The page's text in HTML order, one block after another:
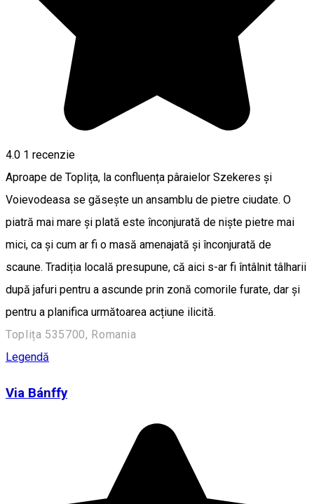
4.0 1 recenzie
Aproape de Toplița, la confluența pâraielor Szekeres și
Voievodeasa se găsește un ansamblu de pietre ciudate. O
piatră mai mare și plată este înconjurată de niște pietre mai
mici, ca și cum ar fi o masă amenajată și înconjurată de
scaune. Tradiția locală presupune, că aici s-ar fi întâlnit tâlharii
după jafuri pentru a ascunde prin zonă comorile furate, dar și
pentru a planifica următoarea acțiune ilicită.
Toplița 535700, Romania
Legendă
Via Bánffy